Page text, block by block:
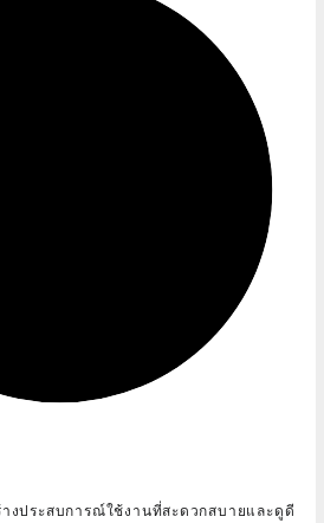
งประสบการณ์ใช้งานที่สะดวกสบายและดูดี